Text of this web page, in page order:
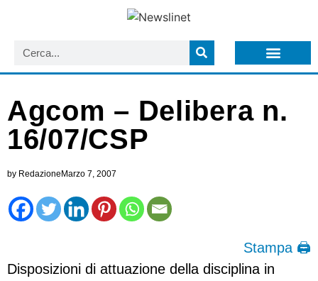
Agcom – Delibera n.
16/07/CSP
by RedazioneMarzo 7, 2007
Stampa 🖨
Disposizioni di attuazione della disciplina in